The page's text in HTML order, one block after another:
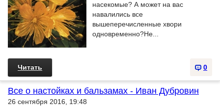
насекомые? А может на вас
навалились все
вышеперечисленные хвори
одновременно?Не...
0
Читать
Все о настойках и бальзамах - Иван Дубровин
26 сентября 2016, 19:48